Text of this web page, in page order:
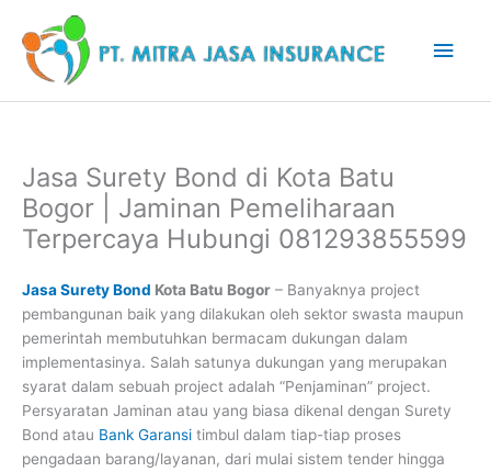
konten
Jasa Surety Bond di Kota Batu
Bogor | Jaminan Pemeliharaan
Terpercaya Hubungi 081293855599
Jasa Surety Bond Kota Batu Bogor – Banyaknya project
pembangunan baik yang dilakukan oleh sektor swasta maupun
pemerintah membutuhkan bermacam dukungan dalam
implementasinya. Salah satunya dukungan yang merupakan
syarat dalam sebuah project adalah “Penjaminan” project.
Persyaratan Jaminan atau yang biasa dikenal dengan Surety
Bond atau Bank Garansi timbul dalam tiap-tiap proses
pengadaan barang/layanan, dari mulai sistem tender hingga